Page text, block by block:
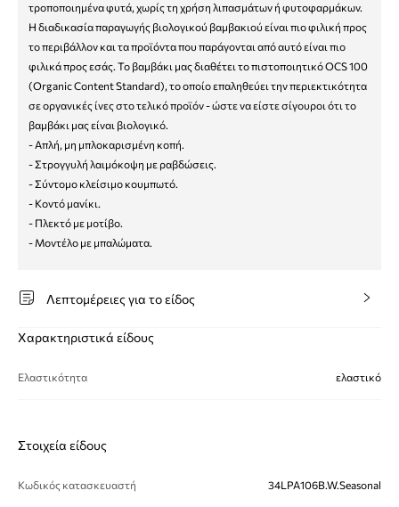
τροποποιημένα φυτά, χωρίς τη χρήση λιπασμάτων ή φυτοφαρμάκων.
Η διαδικασία παραγωγής βιολογικού βαμβακιού είναι πιο φιλική προς
το περιβάλλον και τα προϊόντα που παράγονται από αυτό είναι πιο
φιλικά προς εσάς. Το βαμβάκι μας διαθέτει το πιστοποιητικό OCS 100
(Organic Content Standard), το οποίο επαληθεύει την περιεκτικότητα
σε οργανικές ίνες στο τελικό προϊόν - ώστε να είστε σίγουροι ότι το
βαμβάκι μας είναι βιολογικό.
- Απλή, μη μπλοκαρισμένη κοπή.
- Στρογγυλή λαιμόκοψη με ραβδώσεις.
- Σύντομο κλείσιμο κουμπωτό.
- Κοντό μανίκι.
- Πλεκτό με μοτίβο.
- Μοντέλο με μπαλώματα.
Λεπτομέρειες για το είδος
Χαρακτηριστικά είδους
Ελαστικότητα ελαστικό
Στοιχεία είδους
Κωδικός κατασκευαστή 34LPA106B.W.Seasonal